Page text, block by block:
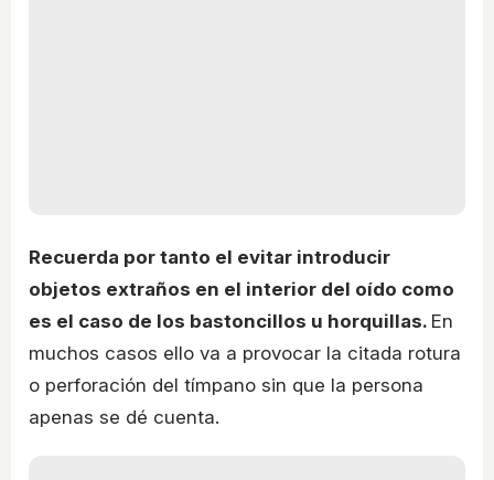
Recuerda por tanto el evitar introducir
objetos extraños en el interior del oído como
es el caso de los bastoncillos u horquillas. En
muchos casos ello va a provocar la citada rotura
o perforación del tímpano sin que la persona
apenas se dé cuenta.